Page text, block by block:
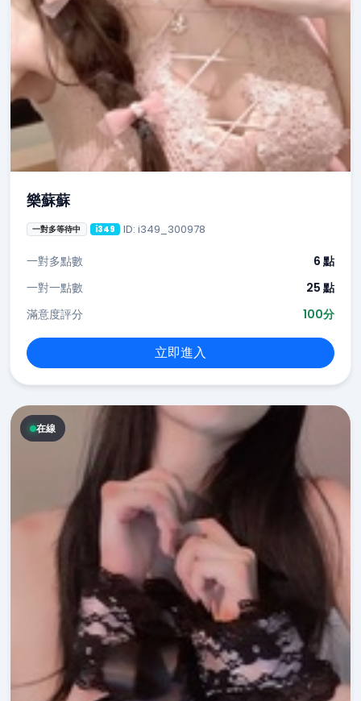
樂蘇蘇
一對多等待中 i349 ID: i349_300978
一對多點數
6 點
一對一點數
25 點
滿意度評分
100分
立即進入
在線